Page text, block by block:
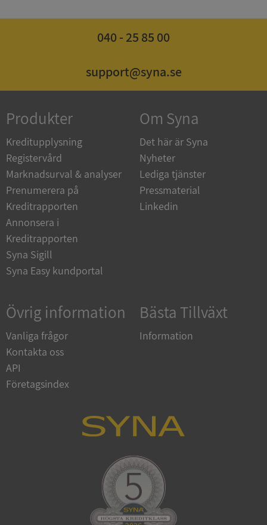
040 - 25 85 00
support@syna.se
Produkter
Kreditupplysning
Registervård
Marknadsurval & analyser
Prenumerera på
Kreditrapporten
Annonsera i
Kreditrapporten
Syna Sigill
Syna Easy kundportal
Om Syna
Det här är Syna
Nyheter
Lediga tjänster
Pressmaterial
Linkedin
Övrig information
Vanliga frågor
Kontakta oss
API
Företagsindex
Bästa Tillväxt
Information
ASP.NET_SessionId
Microsoft
Corporation
de.syna.se
ARRAffinity